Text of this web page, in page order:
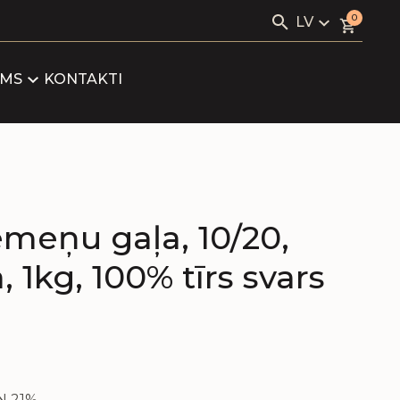
Search
for:
LV
LV
0
KONTAKTI
gaļa, 10/20,
1kg, 100% tīrs svars